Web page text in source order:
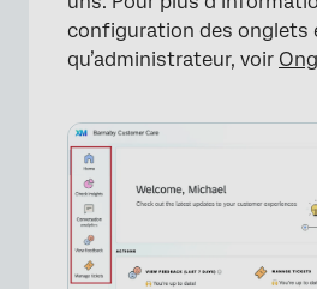
configuration des onglets
qu’administrateur, voir